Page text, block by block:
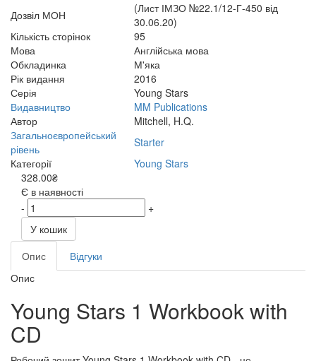
Дозвіл МОН
(Лист ІМЗО №22.1/12-Г-450 від
30.06.20)
Кількість сторінок
95
Мова
Англійська мова
Обкладинка
М'яка
Рік видання
2016
Серія
Young Stars
Видавництво
MM Publications
Автор
Mitchell, H.Q.
Загальноєвропейський
рівень
Starter
Категорії
Young Stars
328.00₴
Є в наявності
-
+
У кошик
Опис
Відгуки
Опис
Young Stars 1 Workbook with
CD